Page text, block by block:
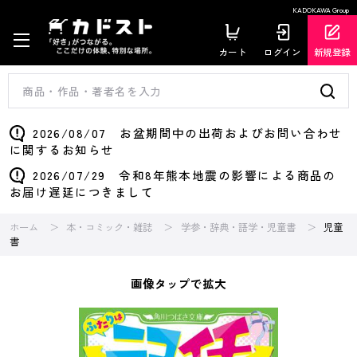
KADOKAWA Group
カート ログイン 新規登録
2026/08/07 お盆期間中の出荷およびお問い合わせ
に関するお知らせ
2026/07/29 令和8年熊本地震の影響による商品の
お届け遅延につきまして
ホーム 本・コミック・雑誌 学参・辞典・語学・児童書
児童
書
画像タップで拡大